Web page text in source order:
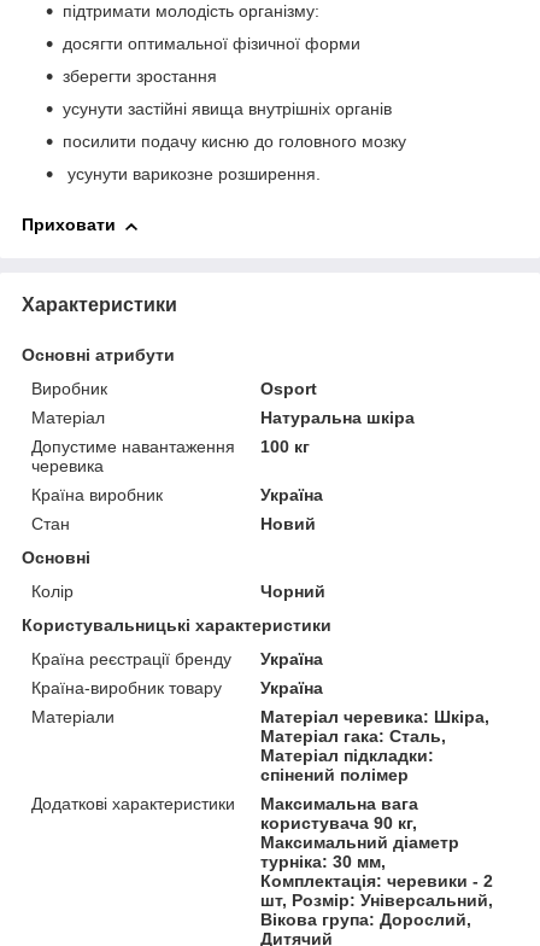
підтримати молодість організму:
досягти оптимальної фізичної форми
зберегти зростання
усунути застійні явища внутрішніх органів
посилити подачу кисню до головного мозку
усунути варикозне розширення.
Приховати
Характеристики
Основні атрибути
Виробник
Osport
Матеріал
Натуральна шкіра
Допустиме навантаження
черевика
100 кг
Країна виробник
Україна
Стан
Новий
Основні
Колір
Чорний
Користувальницькі характеристики
Країна реєстрації бренду
Україна
Країна-виробник товару
Україна
Матеріали
Матеріал черевика: Шкіра,
Матеріал гака: Сталь,
Матеріал підкладки:
спінений полімер
Додаткові характеристики
Максимальна вага
користувача 90 кг,
Максимальний діаметр
турніка: 30 мм,
Комплектація: черевики - 2
шт, Розмір: Універсальний,
Вікова група: Дорослий,
Дитячий